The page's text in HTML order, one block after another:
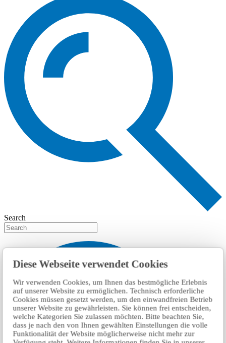
Diese Webseite verwendet Cookies
Wir verwenden Cookies, um Ihnen das bestmögliche Erlebnis
auf unserer Website zu ermöglichen. Technisch erforderliche
Cookies müssen gesetzt werden, um den einwandfreien Betrieb
unserer Website zu gewährleisten. Sie können frei entscheiden,
welche Kategorien Sie zulassen möchten. Bitte beachten Sie,
dass je nach den von Ihnen gewählten Einstellungen die volle
Funktionalität der Website möglicherweise nicht mehr zur
Search